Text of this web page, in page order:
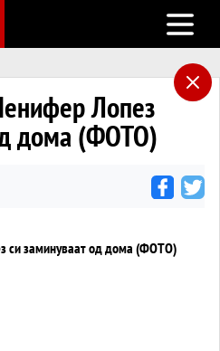
Open
Лопез
дома (ФОТО)